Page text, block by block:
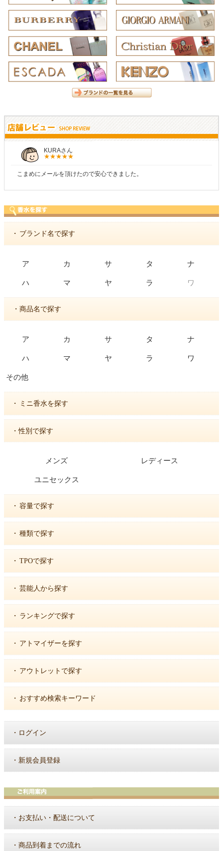
KURAさん
こまめにメールを頂けたので安心できました。
・ ブランド名で探す
ア カ サ タ ナ
ハ マ ヤ ラ ワ
・商品名で探す
ア カ サ タ ナ
ハ マ ヤ ラ ワ
その他
・ ミニ香水を探す
・性別で探す
メンズ レディース
ユニセックス
・ 容量で探す
・ 種類で探す
・ TPOで探す
・ 芸能人から探す
・ ランキングで探す
・ アトマイザーを探す
・ アウトレットで探す
・ おすすめ検索キーワード
・ ログイン
・ 新規会員登録
・ お支払い・配送について
・ 商品到着までの流れ